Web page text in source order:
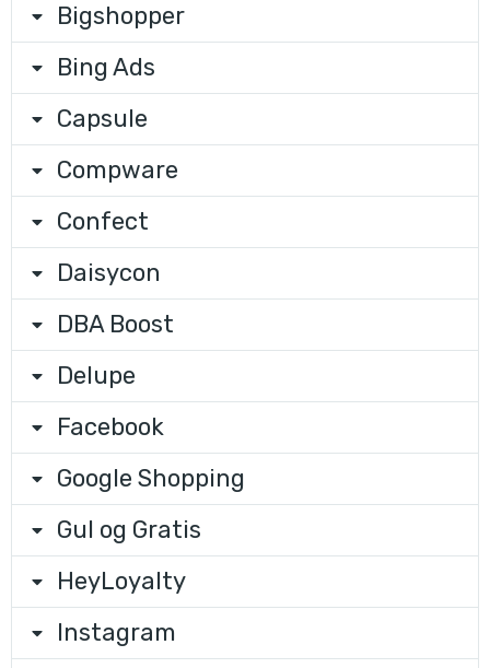
Bigshopper
Bing Ads
Capsule
Compware
Confect
Daisycon
DBA Boost
Delupe
Facebook
Google Shopping
Gul og Gratis
HeyLoyalty
Instagram